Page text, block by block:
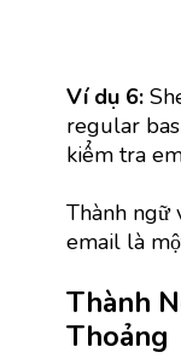
Ví dụ 6:
regular
kiểm tra
Thành ngữ
email là
Thành
Thoảng